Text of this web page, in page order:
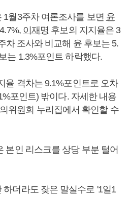
월3주차 여론조사를 보면 윤
이재명 후보의 지지율은 3
차 조사와 비교해 윤 후보는 5.
는 1.3%포인트 하락했다.
율 격차는 9.1%포인트로 오차
포인트) 밖이다. 자세한 내용
위원회 누리집에서 확인할 수
본인 리스크를 상당 부분 털어
더라도 잦은 말실수로 '1일1